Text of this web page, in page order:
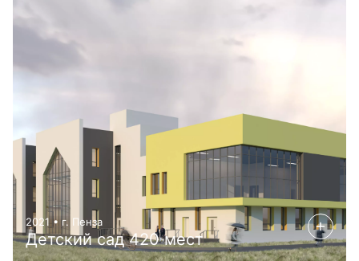
2021 • г. Пенза
Детский сад 420 мест